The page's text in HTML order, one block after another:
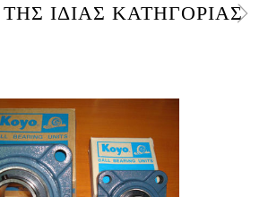
ΊΔΙΑΣ ΚΑΤΗΓΟΡΊΑΣ